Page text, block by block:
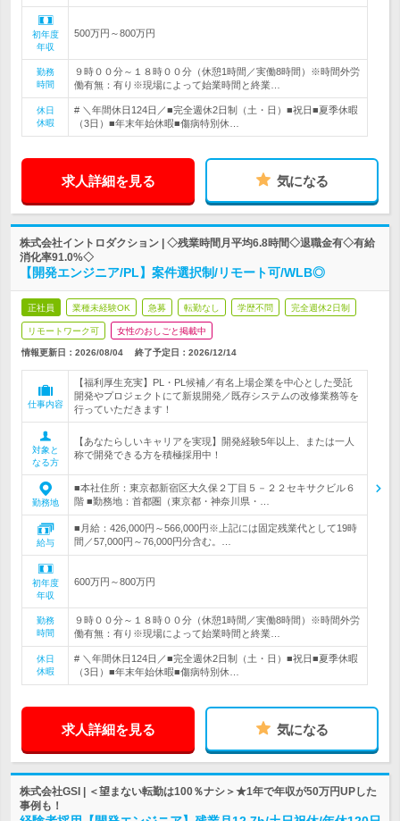
初年度
年収
500万円～800万円
勤務
時間
９時００分～１８時００分（休憩1時間／実働8時間）※時間外労
働有無：有り※現場によって始業時間と終業…
休日
休暇
# ＼年間休日124日／■完全週休2日制（土・日）■祝日■夏季休暇
（3日）■年末年始休暇■傷病特別休…
求人詳細を見る 気になる
株式会社イントロダクション | ◇残業時間月平均6.8時間◇退職金有◇有給
消化率91.0%◇
【開発エンジニア/PL】案件選択制/リモート可/WLB◎
正社員 業種未経験OK 急募 転勤なし 学歴不問 完全週休2日制
リモートワーク可 女性のおしごと掲載中
情報更新日：2026/08/04 終了予定日： 2026/12/14
仕事内容
【福利厚生充実】PL・PL候補／有名上場企業を中心とした受託
開発やプロジェクトにて新規開発／既存システムの改修業務等を
行っていただきます！
対象と
なる方
【あなたらしいキャリアを実現】開発経験5年以上、または一人
称で開発できる方を積極採用中！
勤務地
■本社住所：東京都新宿区大久保２丁目５－２２セキサクビル６
階 ■勤務地：首都圏（東京都・神奈川県・…
給与
■月給：426,000円～566,000円※上記には固定残業代として19時
間／57,000円～76,000円分含む。…
初年度
年収
600万円～800万円
勤務
時間
９時００分～１８時００分（休憩1時間／実働8時間）※時間外労
働有無：有り※現場によって始業時間と終業…
休日
休暇
# ＼年間休日124日／■完全週休2日制（土・日）■祝日■夏季休暇
（3日）■年末年始休暇■傷病特別休…
求人詳細を見る 気になる
株式会社GSI | ＜望まない転勤は100％ナシ＞★1年で年収が50万円UPした
事例も！